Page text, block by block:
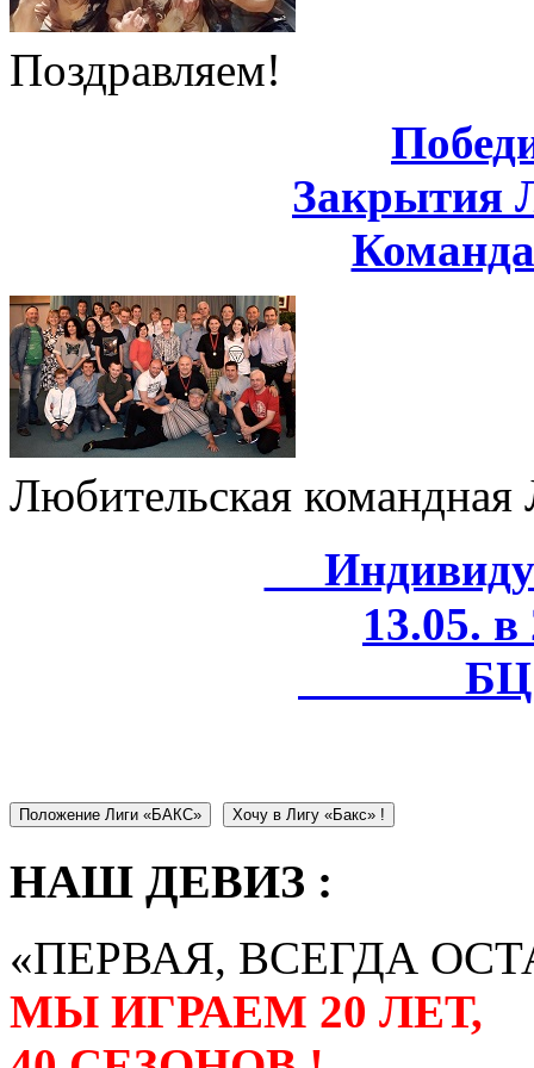
Поздравляем!
Закрытия
Любительская
13.05.
БЦ
Положение Лиги «БАКС» Хочу в Лигу «Бакс» !
НАШ ДЕВИЗ :
«ПЕРВАЯ, ВСЕГДА
МЫ ИГРАЕМ 20 ЛЕТ,